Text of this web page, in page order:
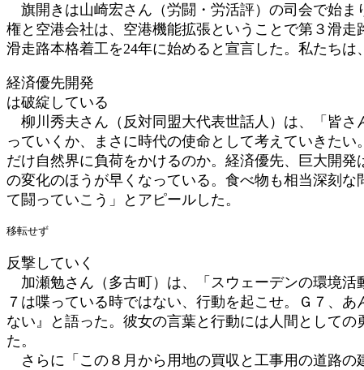
旗開きは山崎宏さん（労闘・労活評）の司会で始ま
権と空港会社は、空港機能拡張ということで第３滑
滑走路本格着工を24年に始めると宣言した。私たち
経済優先開発
は破綻している
柳川秀夫さん（反対同盟大代表世話人）は、「皆さ
っていくか、まさに時代の使命として考えていきた
だけ自然界に負荷をかけるのか。経済優先、巨大開
の変化のほうが早くなっている。食べ物も相当深刻
て闘っていこう」とアピールした。
移転せず
反撃していく
加瀬勉さん（多古町）は、「スウェーデンの環境活
７は喋っている時ではない、行動を起こせ。Ｇ７、
ない』と語った。彼女の言葉と行動には人間として
た。
さらに「この８月から用地の買収と工事用の道路の